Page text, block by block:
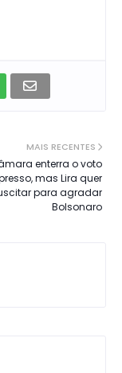
MAIS RECENTES
enterra o voto
mas Lira quer
para agradar
Bolsonaro